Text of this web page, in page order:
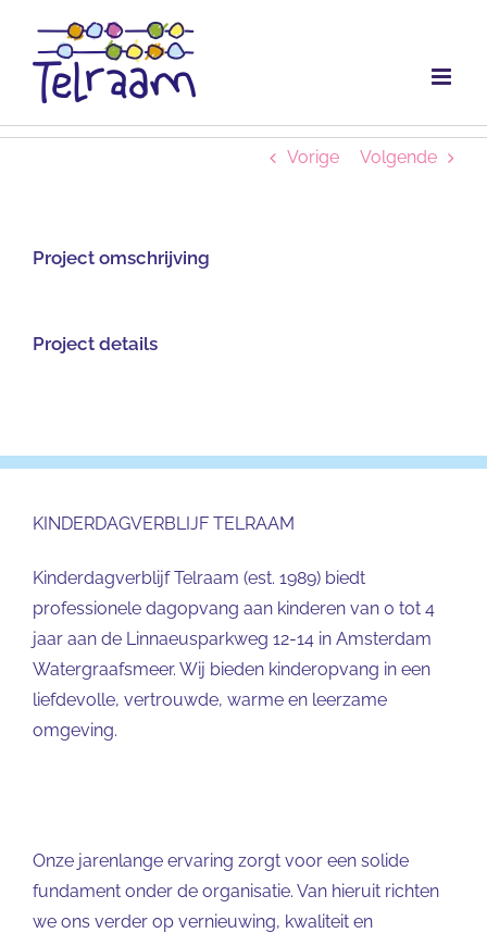
inhoud
Vorige Volgende
Project omschrijving
Project details
KINDERDAGVERBLIJF TELRAAM
Kinderdagverblijf Telraam (est. 1989) biedt
professionele dagopvang aan kinderen van 0 tot 4
jaar aan de Linnaeusparkweg 12-14 in Amsterdam
Watergraafsmeer. Wij bieden kinderopvang in een
liefdevolle, vertrouwde, warme en leerzame
omgeving.
Onze jarenlange ervaring zorgt voor een solide
fundament onder de organisatie. Van hieruit richten
we ons verder op vernieuwing, kwaliteit en